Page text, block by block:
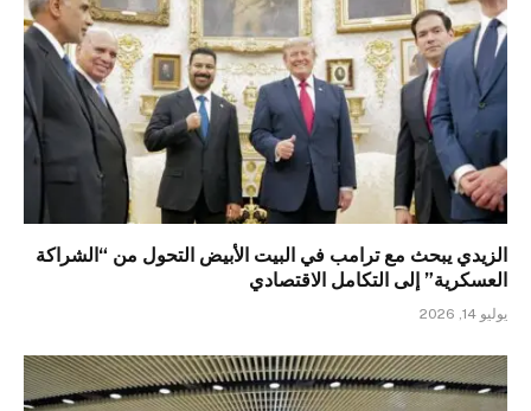
الزيدي يبحث مع ترامب في البيت الأبيض التحول من “الشراكة
العسكرية” إلى التكامل الاقتصادي
يوليو 14, 2026